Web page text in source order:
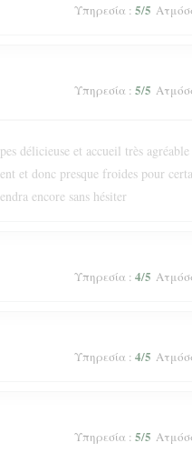
Υπηρεσία : 5/5
Υπηρεσία : 5/5
délicieuse et accueil très
et donc presque froides pour
encore sans hésiter
Υπηρεσία : 4/5
Υπηρεσία : 4/5
Υπηρεσία : 5/5